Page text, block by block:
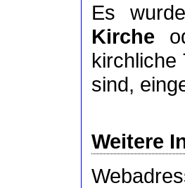
Es
Kirche
kirchliche
sind,
Weitere